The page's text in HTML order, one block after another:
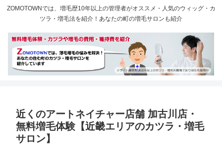
ZOMOTOWNでは、増毛歴10年以上の管理者がオススメ・人気のウィッグ・カ
ツラ・増毛法を紹介！あなたの町の増毛サロンも紹介
近くのアートネイチャー店舗 加古川店・
無料増毛体験【近畿エリアのカツラ・増毛
サロン】